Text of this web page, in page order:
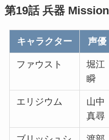
第19話 兵器 Mission
キャラクター 声優
ファウスト
堀江
瞬
エリジウム
山中
真尋